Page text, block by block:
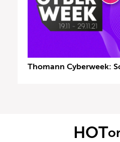
Thomann Cyberweek:
HOT